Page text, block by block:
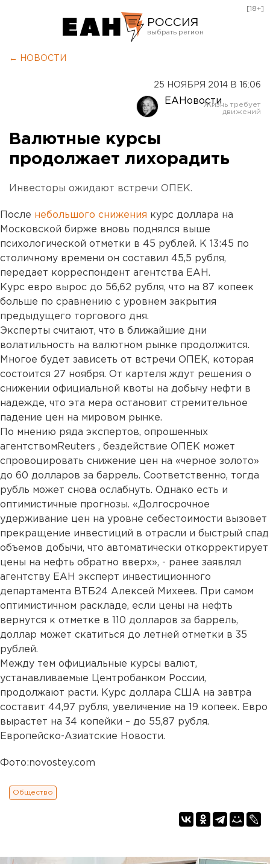
РОССИЯ
Оренбург
[18+]
← НОВОСТИ
25 НОЯБРЯ 2014 В 16:06
ЕАНовости
Валютные курсы
продолжает лихорадить
Инвесторы ожидают встречи ОПЕК.
После небольшого снижения курс доллара на
Московской бирже вновь поднялся выше
психологической отметки в 45 рублей. К 13:45 по
столичному времени он составил 45,5 рубля,
передает корреспондент агентства ЕАН.
Курс евро вырос до 56,62 рубля, что на 87 копеек
больше по сравнению с уровнем закрытия
предыдущего торгового дня.
Эксперты считают, что в ближайшие дни
волатильность на валютном рынке продолжится.
Многое будет зависеть от встречи ОПЕК, которая
состоится 27 ноября. От картеля ждут решения о
снижении официальной квоты на добычу нефти в
надежде, что эта мера остановит стремительное
падение цен на мировом рынке.
По мнению ряда экспертов, опрошенных
агентствомReuters , бездействие ОПЕК может
спровоцировать снижение цен на «черное золото»
до 60 долларов за баррель. Соответственно, тогда
рубль может снова ослабнуть. Однако есть и
оптимистичные прогнозы. «Долгосрочное
удерживание цен на уровне себестоимости вызовет
прекращение инвестиций в отрасли и быстрый спад
объемов добычи, что автоматически откорректирует
цены на нефть обратно вверх», - ранее заявлял
агентству ЕАН эксперт инвестиционного
департамента ВТБ24 Алексей Михеев. При самом
оптимистичном раскладе, если цены на нефть
вернутся к отметке в 110 долларов за баррель,
доллар может скатиться до летней отметки в 35
рублей.
Между тем официальные курсы валют,
устанавливаемые Центробанком России,
продолжают расти. Курс доллара США на завтра
составит 44,97 рубля, увеличение на 19 копеек. Евро
вырастет на 34 копейки – до 55,87 рубля.
Европейско-Азиатские Новости.
Фото:novostey.com
Общество